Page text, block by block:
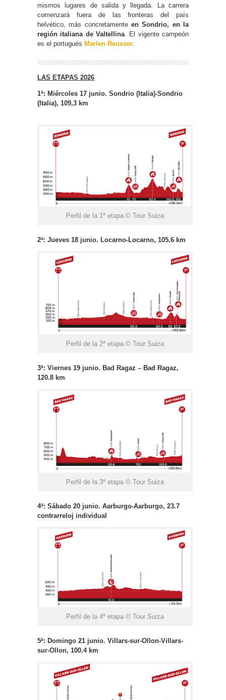
mismos lugares de salida y llegada. La carrera
comenzará fuera de las fronteras del país
helvético, más concretamente en Sondrio, en la
región italiana de Valtellina . El vigente campeón
es el portugués Marlen Reusser
LAS ETAPAS 2026
1ª: Miércoles 17 junio. Sondrio (Italia)-Sondrio
(Italia), 109,3 km
Perfil de la 1ª etapa © Tour Suiza
2ª: Jueves 18 junio. Locarno-Locarno, 105.6 km
Perfil de la 2ª etapa © Tour Suiza
3ª: Viernes 19 junio. Bad Ragaz – Bad Ragaz,
120.8 km
Perfil de la 3ª etapa © Tour Suiza
4ª: Sábado 20 junio. Aarburgo-Aarburgo, 23.7
contrarreloj individual
Perfil de la 4ª etapa © Tour Suiza
5ª: Domingo 21 junio. Villars-sur-Ollon-Villars-
sur-Ollon, 100.4 km